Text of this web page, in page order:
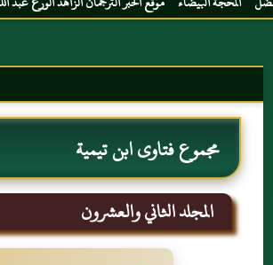
مجموع فتاوى ابن تيمية
المجلد الثاني والعشرون